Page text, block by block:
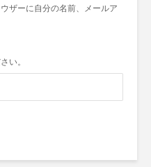
ザーに自分の名前、メールア
い。